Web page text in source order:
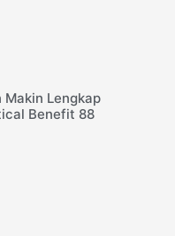
Makin Lengkap
Benefit 88